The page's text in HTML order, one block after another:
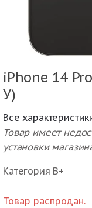
iPhone 14
У)
Все
Товар имеет
установки
Категория В+
Товар распродан.